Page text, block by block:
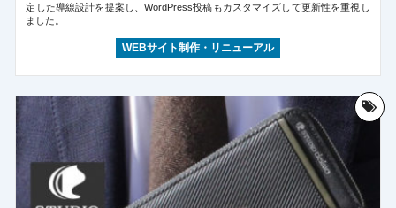
定した導線設計を提案し、WordPress投稿もカスタマイズして更新性を重視し
ました。
WEBサイト制作・リニューアル